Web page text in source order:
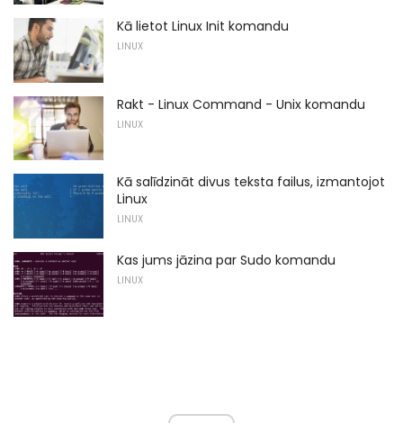
Kā lietot Linux Init komandu
LINUX
Rakt - Linux Command - Unix komandu
LINUX
Kā salīdzināt divus teksta failus, izmantojot
Linux
LINUX
Kas jums jāzina par Sudo komandu
LINUX